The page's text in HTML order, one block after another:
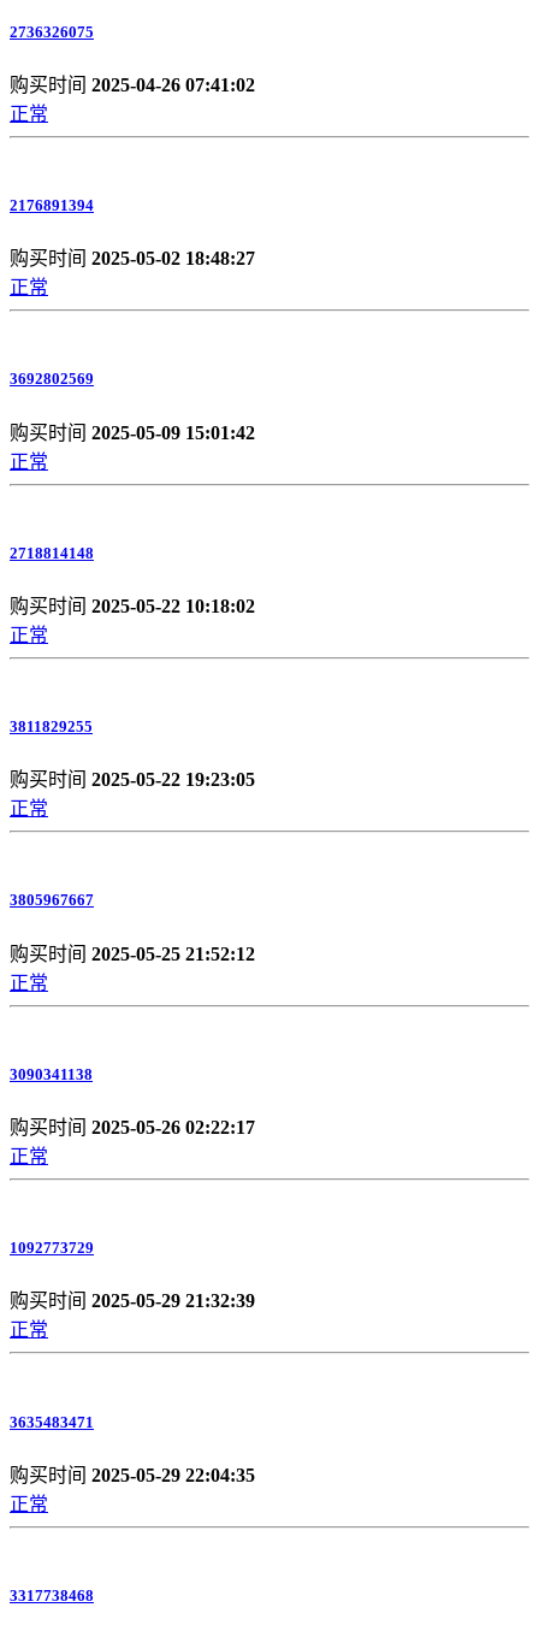
2736326075
购买时间 2025-04-26 07:41:02
正常
2176891394
购买时间 2025-05-02 18:48:27
正常
3692802569
购买时间 2025-05-09 15:01:42
正常
2718814148
购买时间 2025-05-22 10:18:02
正常
3811829255
购买时间 2025-05-22 19:23:05
正常
3805967667
购买时间 2025-05-25 21:52:12
正常
3090341138
购买时间 2025-05-26 02:22:17
正常
1092773729
购买时间 2025-05-29 21:32:39
正常
3635483471
购买时间 2025-05-29 22:04:35
正常
3317738468